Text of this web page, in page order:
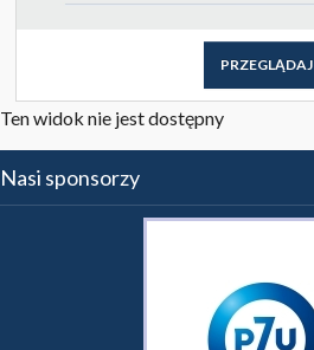
PRZEGLĄDAJ
Ten widok nie jest dostępny
Nasi sponsorzy